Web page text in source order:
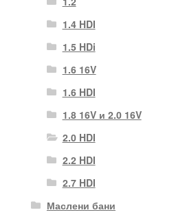
1.4 HDI
1.5 HDi
1.6 16V
1.6 HDI
1.8 16V и 2.0 16V
2.0 HDI
2.2 HDI
2.7 HDI
Маслени бани